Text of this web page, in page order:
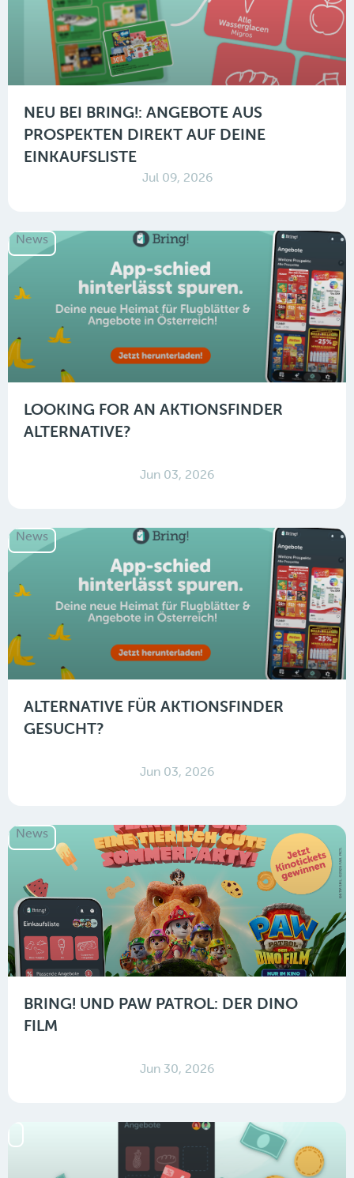
NEU BEI BRING!: ANGEBOTE AUS
PROSPEKTEN DIREKT AUF DEINE
EINKAUFSLISTE
Jul 09, 2026
News
LOOKING FOR AN AKTIONSFINDER
ALTERNATIVE?
Jun 03, 2026
News
ALTERNATIVE FÜR AKTIONSFINDER
GESUCHT?
Jun 03, 2026
News
BRING! UND PAW PATROL: DER DINO
FILM
Jun 30, 2026